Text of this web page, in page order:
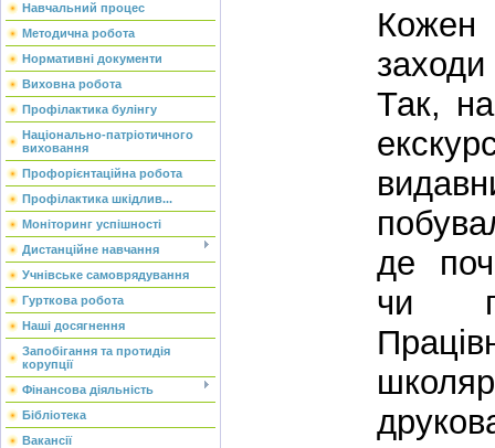
Навчальний процес
Методична робота
Нормативні документи
Виховна робота
Профілактика булінгу
Національно-патріотичного
виховання
Профорієнтаційна робота
Профілактика шкідлив...
Моніторинг успішності
Дистанційне навчання
Учнівське самоврядування
Гурткова робота
Наші досягнення
Запобігання та протидія
корупції
Фінансова діяльність
Бібліотека
Вакансії
Кожен
Так,
де
чи